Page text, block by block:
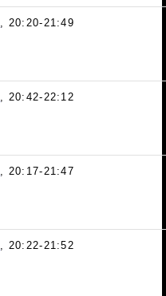
, 20:20-21:49
, 20:42-22:12
, 20:17-21:47
, 20:22-21:52